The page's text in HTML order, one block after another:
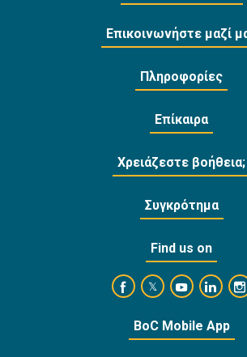
Επικοινωνήστε μαζί
Πληροφορίες
Επίκαιρα
Χρειάζεστε βοήθεια;
Συγκρότημα
Find us on
https://
https://
https://
BoC Mobile App